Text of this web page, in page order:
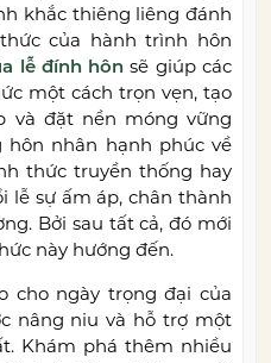
khắc thiêng liêng đánh
của hành trình hôn
lễ đính hôn sẽ giúp các
một cách trọn vẹn, tạo
và đặt nền móng vững
hôn nhân hạnh phúc về
thức truyền thống hay
lễ sự ấm áp, chân thành
Bởi sau tất cả, đó mới
này hướng đến.
cho ngày trọng đại của
nâng niu và hỗ trợ một
Khám phá thêm nhiều